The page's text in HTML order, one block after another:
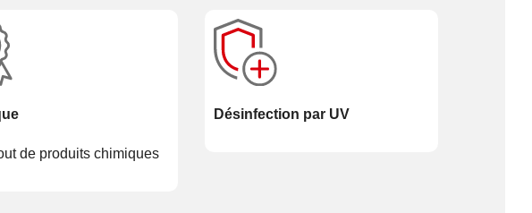
de produits chimiques
Désinfection par UV